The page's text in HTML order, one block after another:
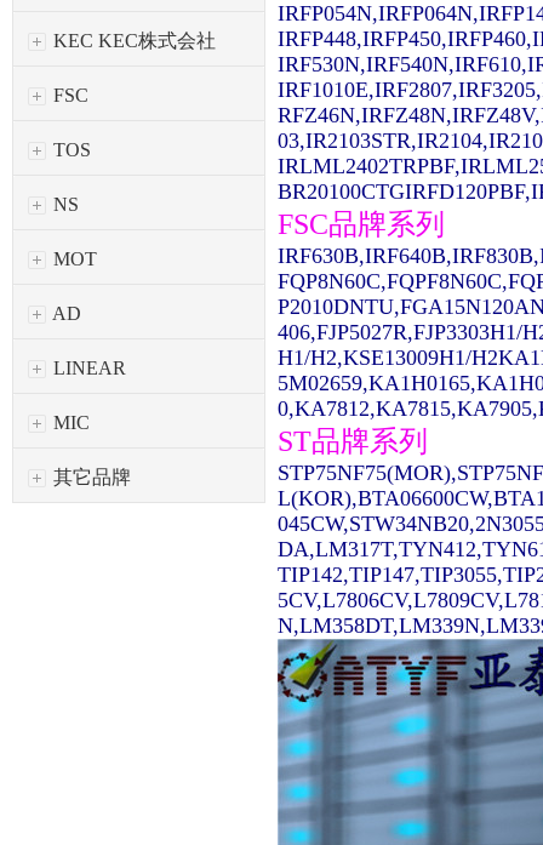
KEC KEC株式会社
FSC
TOS
NS
MOT
AD
LINEAR
MIC
其它品牌
FSC品牌系列
406,FJP5027R,FJP3303H1/
H1/H2,KSE13009H1/
ST品牌系列